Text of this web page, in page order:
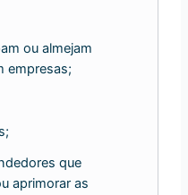
ou almejam
empresas;
que
aprimorar as